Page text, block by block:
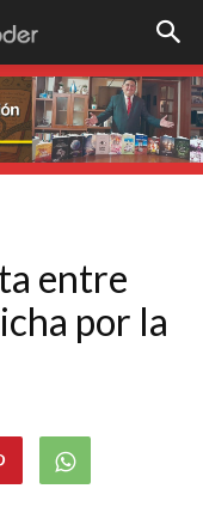
entre
por la